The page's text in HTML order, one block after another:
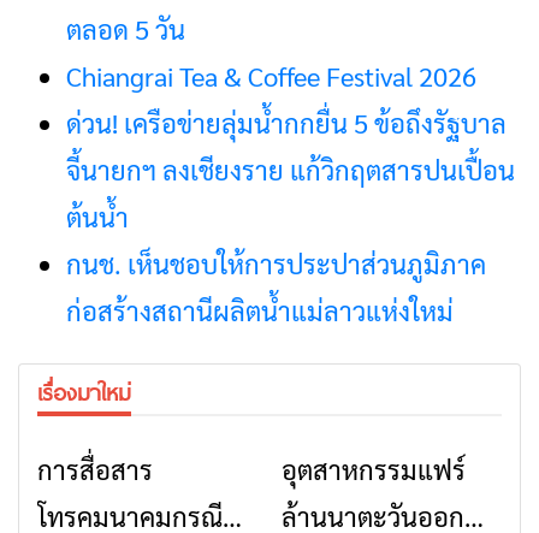
ตลอด 5 วัน
Chiangrai Tea & Coffee Festival 2026
ด่วน! เครือข่ายลุ่มน้ำกกยื่น 5 ข้อถึงรัฐบาล
จี้นายกฯ ลงเชียงราย แก้วิกฤตสารปนเปื้อน
ต้นน้ำ
กนช. เห็นชอบให้การประปาส่วนภูมิภาค
ก่อสร้างสถานีผลิตน้ำแม่ลาวแห่งใหม่
เรื่องมาใหม่
การสื่อสาร
โทรคมนาคมกรณีภัย
ข่าวเชียงราย
อุตสาหกรรมแฟร์
ล้านนาตะวันออก